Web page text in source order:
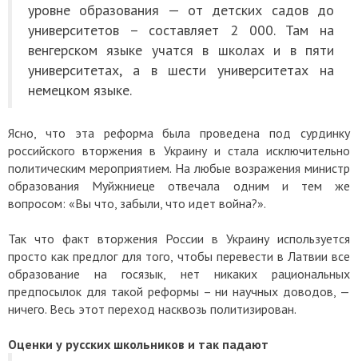
уровне образования — от детских садов до
университетов – составляет 2 000. Там на
венгерском языке учатся в школах и в пяти
университетах, а в шести университетах на
немецком языке.
Ясно, что эта реформа была проведена под сурдинку
российского вторжения в Украину и стала исключительно
политическим мероприятием. На любые возражения министр
образования Муйжниеце отвечала одним и тем же
вопросом: «Вы что, забыли, что идет война?».
Так что факт вторжения России в Украину используется
просто как предлог для того, чтобы перевести в Латвии все
образование на госязык, нет никаких рациональных
предпосылок для такой реформы – ни научных доводов, —
ничего. Весь этот переход насквозь политизирован.
Оценки у русских школьников и так падают